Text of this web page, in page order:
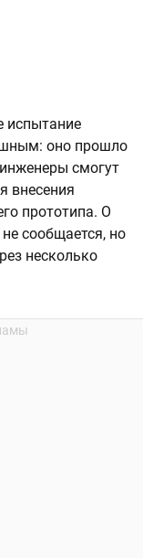
испытание
оно прошло
смогут
внесения
прототипа. О
сообщается, но
несколько